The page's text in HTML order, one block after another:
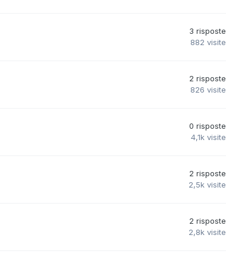
3 risposte
882 visite
2 risposte
826 visite
0 risposte
4,1k visite
2 risposte
2,5k visite
2 risposte
2,8k visite